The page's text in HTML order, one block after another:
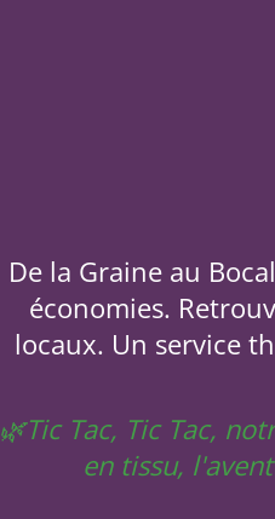
De la Graine au
économies.
locaux. Un service
🌿Tic Tac, Tic Tac,
en tissu,